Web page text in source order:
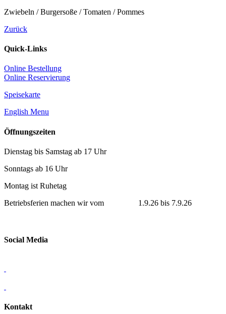
Zwiebeln / Burgersoße / Tomaten / Pommes
Zurück
Quick-Links
Online Bestellung
Online Reservierung
Speisekarte
English Menu
Öffnungszeiten
Dienstag bis Samstag ab 17 Uhr
Sonntags ab 16 Uhr
Montag ist Ruhetag
Betriebsferien machen wir vom 1.9.26 bis 7.9.26
Social Media
Kontakt